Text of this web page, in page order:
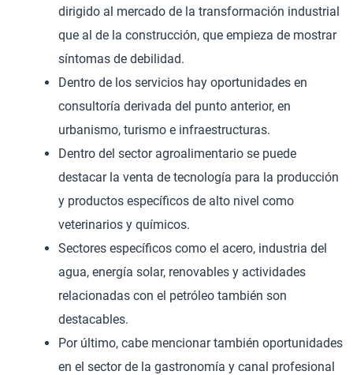
dirigido al mercado de la transformación industrial
que al de la construcción, que empieza de mostrar
síntomas de debilidad.
Dentro de los servicios hay oportunidades en
consultoría derivada del punto anterior, en
urbanismo, turismo e infraestructuras.
Dentro del sector agroalimentario se puede
destacar la venta de tecnología para la producción
y productos específicos de alto nivel como
veterinarios y químicos.
Sectores específicos como el acero, industria del
agua, energía solar, renovables y actividades
relacionadas con el petróleo también son
destacables.
Por último, cabe mencionar también oportunidades
en el sector de la gastronomía y canal profesional